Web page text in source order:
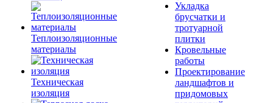
Теплоизоляционные
материалы
Техническая
изоляция
Укладка
брусчатки и
тротуарной
плитки
Кровельные
работы
Проектирование
ландшафтов и
придомовых